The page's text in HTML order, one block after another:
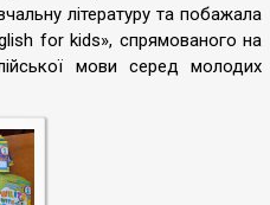
літературу та побажала
for kids», спрямованого на
мови серед молодих